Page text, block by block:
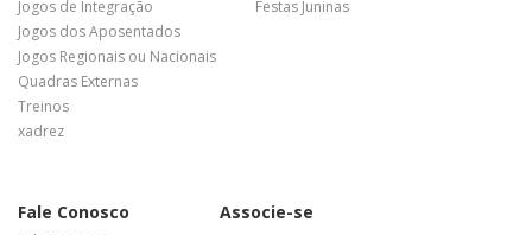
Jogos de Integração
Jogos dos Aposentados
Jogos Regionais ou Nacionais
Quadras Externas
Treinos
xadrez
Festas Juninas
Fale Conosco Associe-se